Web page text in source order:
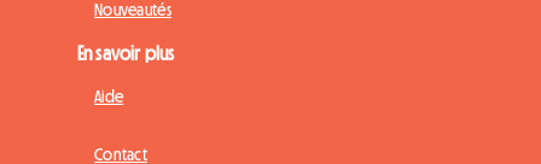
Nouveautés
En savoir plus
Aide
Contact